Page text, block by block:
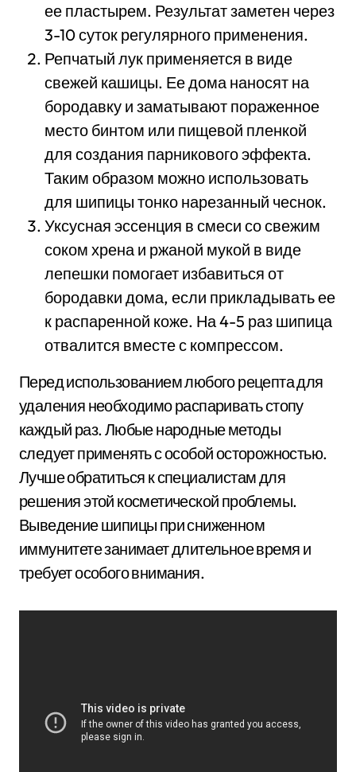
ее пластырем. Результат заметен через
3-10 суток регулярного применения.
Репчатый лук применяется в виде
свежей кашицы. Ее дома наносят на
бородавку и заматывают пораженное
место бинтом или пищевой пленкой
для создания парникового эффекта.
Таким образом можно использовать
для шипицы тонко нарезанный чеснок.
Уксусная эссенция в смеси со свежим
соком хрена и ржаной мукой в виде
лепешки помогает избавиться от
бородавки дома, если прикладывать ее
к распаренной коже. На 4-5 раз шипица
отвалится вместе с компрессом.
Перед использованием любого рецепта для
удаления необходимо распаривать стопу
каждый раз. Любые народные методы
следует применять с особой осторожностью.
Лучше обратиться к специалистам для
решения этой косметической проблемы.
Выведение шипицы при сниженном
иммунитете занимает длительное время и
требует особого внимания.